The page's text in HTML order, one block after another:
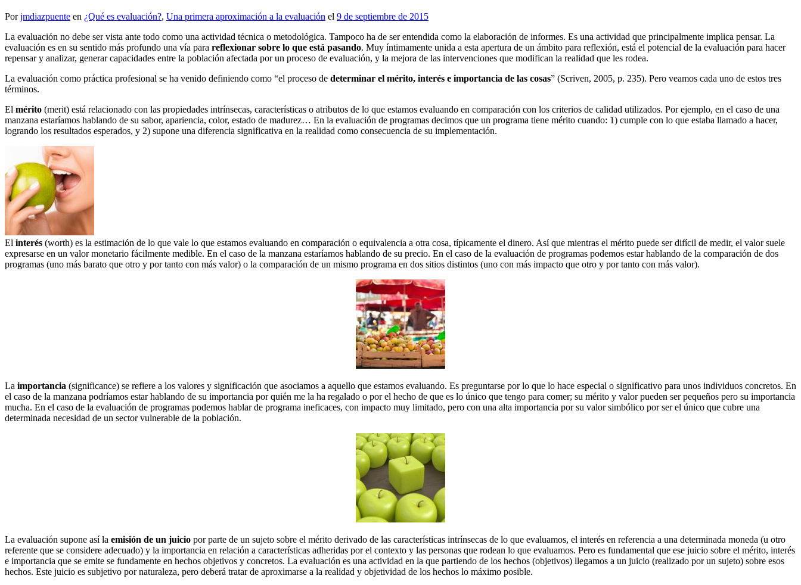
Porjmdiazpuente en ¿Qué es evaluación?, Una primera aproximación a la evaluación el 9 de septiembre de 2015
La evaluación no debe ser vista ante todo como una actividad técnica o metodológica. Tampoco ha de ser entendida como la elaboración de informes. Es una actividad que principalmente implica pensar. La
evaluación es en su sentido más profundo una vía para reflexionar sobre lo que está pasando. Muy íntimamente unida a esta apertura de un ámbito para reflexión, está el potencial de la evaluación para hacer
repensar y analizar, generar capacidades entre la población afectada por un proceso de evaluación, y la mejora de las intervenciones que modifican la realidad que les rodea.
La evaluación como práctica profesional se ha venido definiendo como “el proceso de determinar el mérito, interés e importancia de las cosas” (Scriven, 2005, p. 235). Pero veamos cada uno de estos tres
términos.
El mérito (merit) está relacionado con las propiedades intrínsecas, características o atributos de lo que estamos evaluando en comparación con los criterios de calidad utilizados. Por ejemplo, en el caso de una
manzana estaríamos hablando de su sabor, apariencia, color, estado de madurez… En la evaluación de programas decimos que un programa tiene mérito cuando: 1) cumple con lo que estaba llamado a hacer,
logrando los resultados esperados, y 2) supone una diferencia significativa en la realidad como consecuencia de su implementación.
El interés (worth) es la estimación de lo que vale lo que estamos evaluando en comparación o equivalencia a otra cosa, típicamente el dinero. Así que mientras el mérito puede ser difícil de medir, el valor suele
expresarse en un valor monetario fácilmente medible. En el caso de la manzana estaríamos hablando de su precio. En el caso de la evaluación de programas podemos estar hablando de la comparación de dos
programas (uno más barato que otro y por tanto con más valor) o la comparación de un mismo programa en dos sitios distintos (uno con más impacto que otro y por tanto con más valor).
La importancia (significance) se refiere a los valores y significación que asociamos a aquello que estamos evaluando. Es preguntarse por lo que lo hace especial o significativo para unos individuos concretos. En
el caso de la manzana podríamos estar hablando de su importancia por quién me la ha regalado o por el hecho de que es lo único que tengo para comer; su mérito y valor pueden ser pequeños pero su importancia
mucha. En el caso de la evaluación de programas podemos hablar de programa ineficaces, con impacto muy limitado, pero con una alta importancia por su valor simbólico por ser el único que cubre una
determinada necesidad de un sector vulnerable de la población.
La evaluación supone así la emisión de un juicio por parte de un sujeto sobre el mérito derivado de las características intrínsecas de lo que evaluamos, el interés en referencia a una determinada moneda (u otro
referente que se considere adecuado) y la importancia en relación a características adheridas por el contexto y las personas que rodean lo que evaluamos. Pero es fundamental que ese juicio sobre el mérito, interés
e importancia que se emite se fundamente en hechos objetivos y concretos. La evaluación es una actividad en la que partiendo de los hechos (objetivos) llegamos a un juicio (realizado por un sujeto) sobre esos
hechos. Este juicio es subjetivo por naturaleza, pero deberá tratar de aproximarse a la realidad y objetividad de los hechos lo máximo posible.